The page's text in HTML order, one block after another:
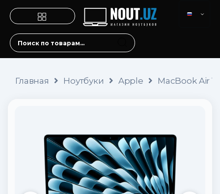
Главная Ноутбуки Apple MacBook Air